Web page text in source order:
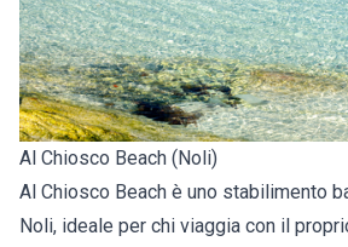
Al Chiosco Beach (Noli)
Al Chiosco Beach è uno stabilimento
Noli, ideale per chi viaggia con il